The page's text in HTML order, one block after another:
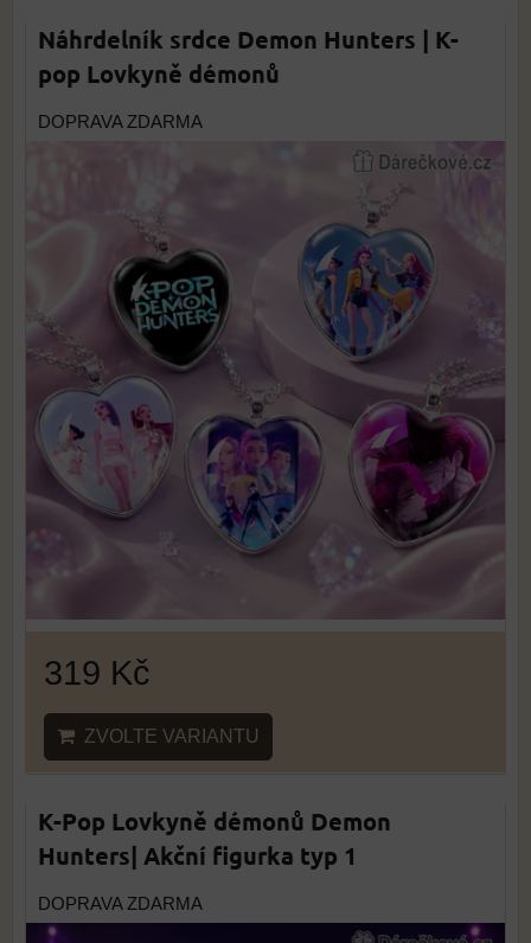
Náhrdelník srdce Demon Hunters | K-
pop Lovkyně démonů
DOPRAVA ZDARMA
319 Kč
ZVOLTE VARIANTU
K-Pop Lovkyně démonů Demon
Hunters| Akční figurka typ 1
DOPRAVA ZDARMA